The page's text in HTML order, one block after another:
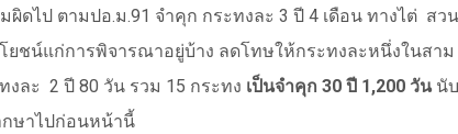
ผิดไป ตามปอ.ม.91 จำคุก กระทงละ 3 ปี 4 เดือน ทางไต่ สว
ยชน์แก่การพิจารณาอยู่บ้าง ลดโทษให้กระทงละหนึ่งในสาม
งละ 2 ปี 80 วัน รวม 15 กระทง เป็นจำคุก 30 ปี 1 ,200 วันนั
ษาไปก่อนหน้านี้